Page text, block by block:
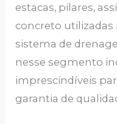
estacas, pilares,
concreto
sistema de
nesse segmento
imprescindíveis
garantia de